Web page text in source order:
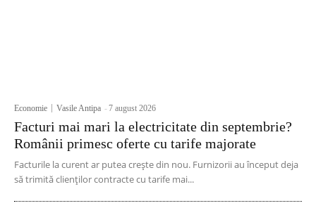
Economie Vasile Antipa -7 august 2026
Facturi mai mari la electricitate din septembrie?
Românii primesc oferte cu tarife majorate
Facturile la curent ar putea crește din nou. Furnizorii au început deja
să trimită clienților contracte cu tarife mai...